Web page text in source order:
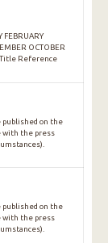
FEBRUARY
OCTOBER
Title Reference
published on the
with the press
published on the
with the press